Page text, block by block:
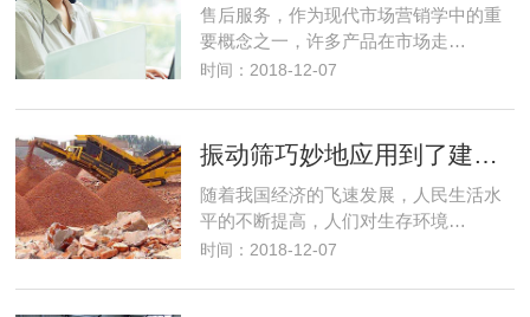
售后服务，作为现代市场营销学中的重
要概念之一，许多产品在市场走…
时间：2018-12-07
随着我国经济的飞速发展，人民生活水
平的不断提高，人们对生存环境…
时间：2018-12-07